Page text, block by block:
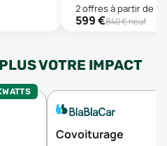
2offresà partir de :
599€840€ neuf
VOTRE IMPACT
Covoiturage